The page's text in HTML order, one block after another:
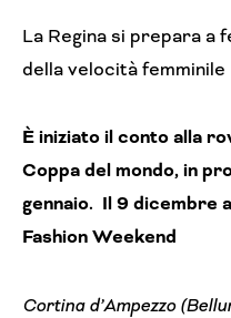
La Regina si prepara a
della velocità femminile
È iniziato il conto alla
Coppa del mondo, in
gennaio. Il 9 dicembre
Fashion Weekend
Cortina d’Ampezzo